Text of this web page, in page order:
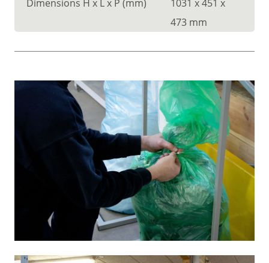
Dimensions H x L x P (mm)
1031 x 451 x
473 mm